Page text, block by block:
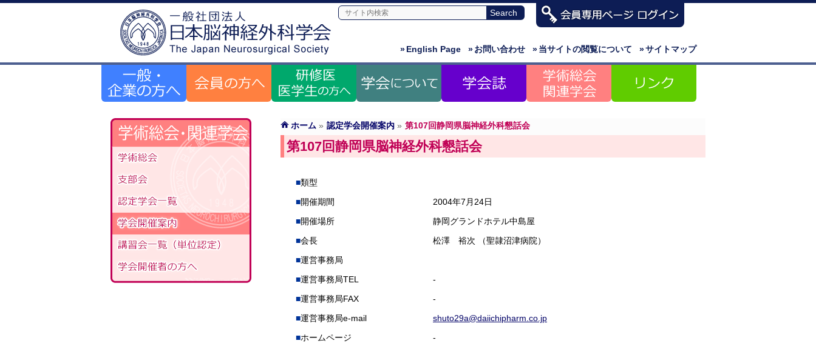
»サイトマップ
»当サイトの閲覧について
»お問い合わせ
»English Page
ホーム » 認定学会開催案内 » 第107回静岡県脳神経外科懇話会
第107回静岡県脳神経外科懇話会
類型
開催期間
2004年7月24日
開催場所
静岡グランドホテル中島屋
会長
松澤 裕次 （聖隷沼津病院）
運営事務局
運営事務局TEL
-
運営事務局FAX
-
運営事務局e-mail
shuto29a@daiichipharm.co.jp
ホームページ
-